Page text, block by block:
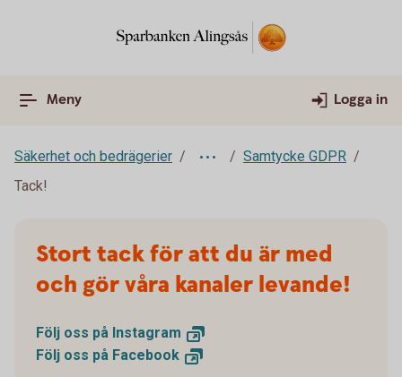
Meny Logga in
Säkerhet och bedrägerier
Samtycke GDPR
Tack!
Stort tack för att du är med
och gör våra kanaler levande!
Följ oss på Instagram
Följ oss på Facebook